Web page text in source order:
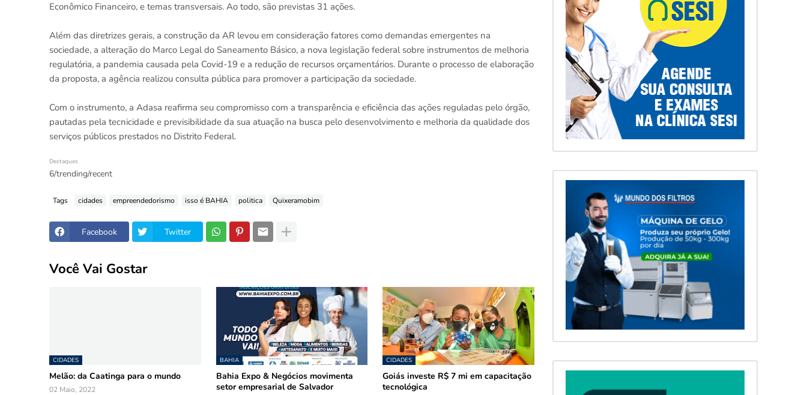
Econômico Financeiro, e temas transversais. Ao todo, são previstas 31 ações.
Além das diretrizes gerais, a construção da AR levou em consideração fatores como demandas emergentes na
sociedade, a alteração do Marco Legal do Saneamento Básico, a nova legislação federal sobre instrumentos de melhoria
regulatória, a pandemia causada pela Covid-19 e a redução de recursos orçamentários. Durante o processo de elaboração
da proposta, a agência realizou consulta pública para promover a participação da sociedade.
Com o instrumento, a Adasa reafirma seu compromisso com a transparência e eficiência das ações reguladas pelo órgão,
pautadas pela tecnicidade e previsibilidade da sua atuação na busca pelo desenvolvimento e melhoria da qualidade dos
serviços públicos prestados no Distrito Federal.
Destaques
6/trending/recent
Tags cidades empreendedorismo isso é BAHIA politica Quixeramobim
Facebook Twitter
Você Vai Gostar
CIDADES
Melão: da Caatinga para o mundo
02 Maio, 2022
BAHIA
Bahia Expo & Negócios movimenta
setor empresarial de Salvador
CIDADES
Goiás investe R$ 7 mi em capacitação
tecnológica